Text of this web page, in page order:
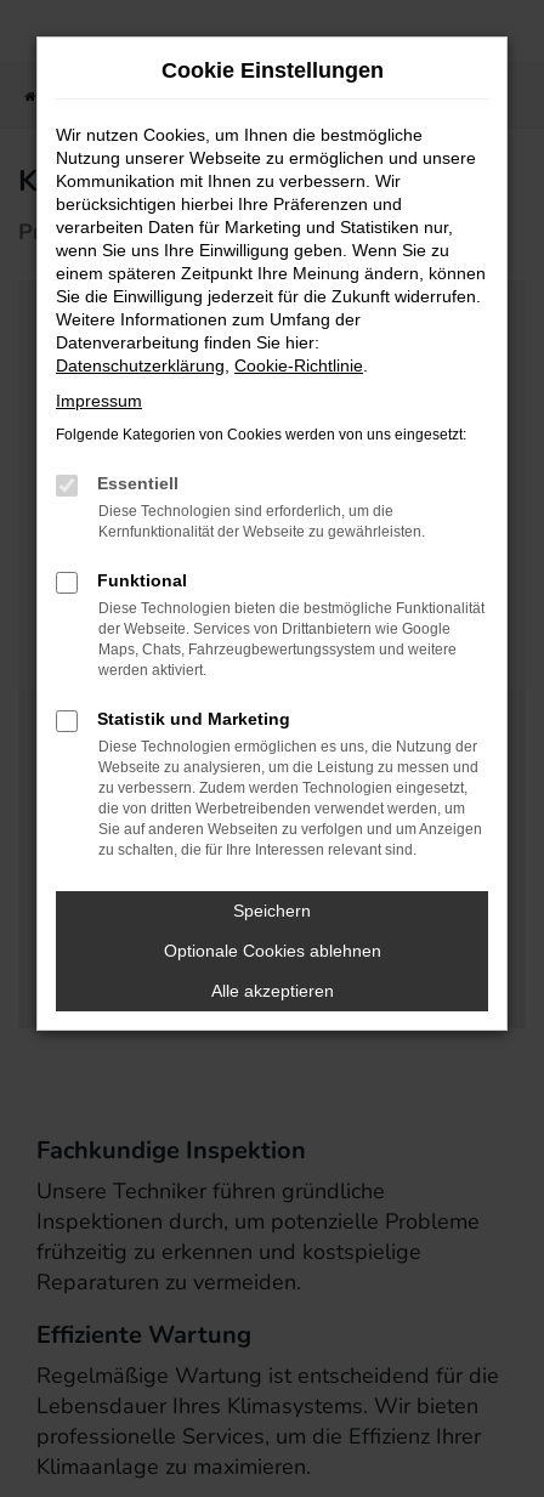
Zum
Klima-Service
Profi-Klima-Service für Autos
Genießen Sie Frische und Komfort
Wir verstehen, dass ein effizientes Klimasystem
nicht nur für den Fahrkomfort entscheidend ist,
sondern auch für Ihre Sicherheit und das
Wohlbefinden. Daher bieten wir
maßgeschneiderte Lösungen, um
sicherzustellen, dass Ihr Fahrzeug stets mit
einem optimal funktionierenden Klimaanlage
ausgestattet ist.
Jetzt Termin vereinbaren
Fachkundige Inspektion
Unsere Techniker führen gründliche
Inspektionen durch, um potenzielle Probleme
frühzeitig zu erkennen und kostspielige
Reparaturen zu vermeiden.
Effiziente Wartung
Regelmäßige Wartung ist entscheidend für die
Lebensdauer Ihres Klimasystems. Wir bieten
professionelle Services, um die Effizienz Ihrer
Klimaanlage zu maximieren.
Cookie Einstellungen
Wir nutzen Cookies, um Ihnen die bestmögliche
Nutzung unserer Webseite zu ermöglichen und unsere
Kommunikation mit Ihnen zu verbessern. Wir
berücksichtigen hierbei Ihre Präferenzen und
verarbeiten Daten für Marketing und Statistiken nur,
wenn Sie uns Ihre Einwilligung geben. Wenn Sie zu
einem späteren Zeitpunkt Ihre Meinung ändern, können
Sie die Einwilligung jederzeit für die Zukunft widerrufen.
Weitere Informationen zum Umfang der
Datenverarbeitung finden Sie hier:
Datenschutzerklärung Cookie-Richtlinie
Impressum
Folgende Kategorien von Cookies werden von uns eingesetzt:
Essentiell
Diese Technologien sind erforderlich, um die
Kernfunktionalität der Webseite zu gewährleisten.
Funktional
Diese Technologien bieten die bestmögliche Funktionalität
der Webseite. Services von Drittanbietern wie Google
Maps, Chats, Fahrzeugbewertungssystem und weitere
werden aktiviert.
Statistik und Marketing
Diese Technologien ermöglichen es uns, die Nutzung der
Webseite zu analysieren, um die Leistung zu messen und
zu verbessern. Zudem werden Technologien eingesetzt,
die von dritten Werbetreibenden verwendet werden, um
Sie auf anderen Webseiten zu verfolgen und um Anzeigen
zu schalten, die für Ihre Interessen relevant sind.
Speichern
Optionale Cookies ablehnen
Alle akzeptieren